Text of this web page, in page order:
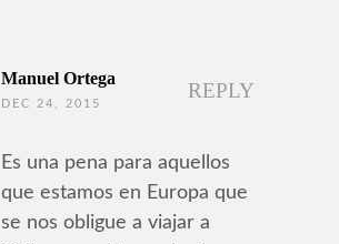
Manuel Ortega
DEC 24, 2015
REPLY
Es una pena para aquellos
que estamos en Europa que
se nos obligue a viajar a